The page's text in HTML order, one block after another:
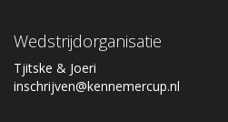
Wedstrijdorganisatie
Tjitske & Joeri
inschrijven@kennemercup.nl